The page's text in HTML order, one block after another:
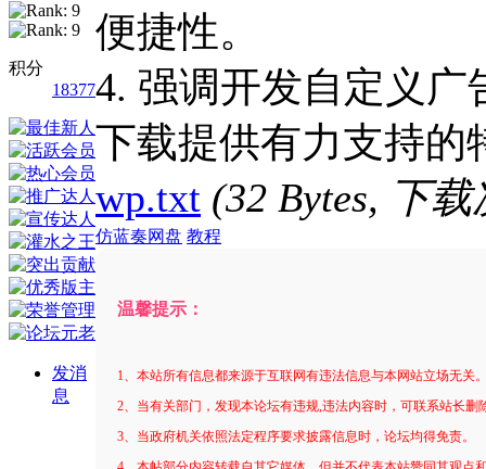
积分
18377
发消
息
便捷性。
4. 强调开发自定义
下载提供有力支持的
wp.txt (32 Bytes, 下
仿蓝奏网盘 教程
温馨提示：
1、本站所有信息都来源于互联网有违法信息与本网站立场无关
2、当有关部门，发现本论坛有违规,违法内容时，可联系站长删
3、当政府机关依照法定程序要求披露信息时，论坛均得免责。